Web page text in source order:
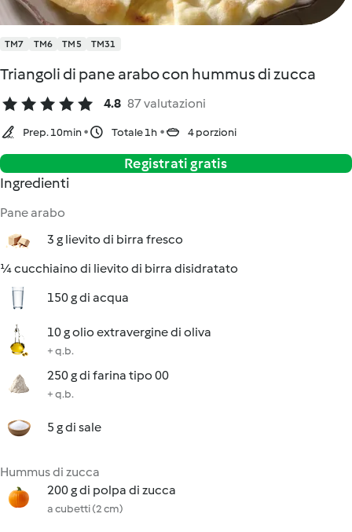
TM7 TM6 TM5 TM31
Triangoli di pane arabo con hummus di zucca
4.8 87 valutazioni
Prep. 10min Totale 1h 4 porzioni
Registrati gratis
Ingredienti
Pane arabo
3 g lievito di birra fresco
¼ cucchiaino di lievito di birra disidratato
150 g di acqua
10 g olio extravergine di oliva
+ q.b.
250 g di farina tipo 00
+ q.b.
5 g di sale
Hummus di zucca
200 g di polpa di zucca
a cubetti (2 cm)